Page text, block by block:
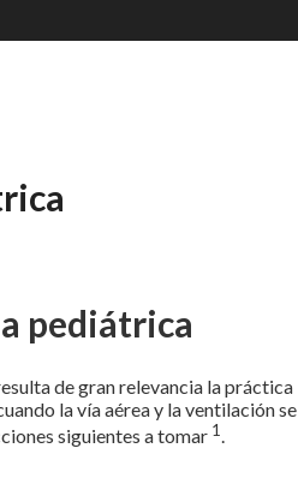
pediátrica
de gran relevancia la práctica
la vía aérea y la ventilación se
siguientes a tomar 1.